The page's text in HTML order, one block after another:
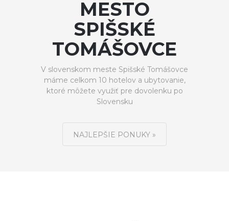
MESTO
SPIŠSKÉ
TOMÁŠOVCE
V slovenskom meste Spišské Tomášovce
máme celkom 10 hotelov a ubytovanie,
ktoré môžete využiť pre dovolenku po
Slovensku
NAJLEPŠIE PONUKY »